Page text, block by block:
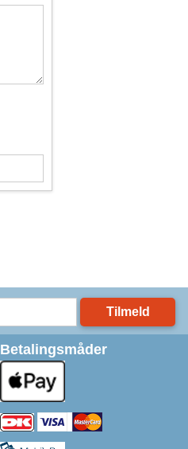
Tilmeld
Betalingsmåder